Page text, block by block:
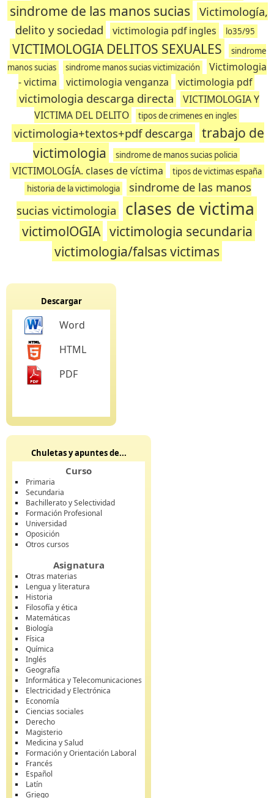
sindrome de las manos sucias Victimología,
delito y sociedad
victimologia pdf ingles lo35/95
VICTIMOLOGIA DELITOS SEXUALES
sindrome
manos sucias
sindrome manos sucias victimización
Victimologia
- victima
victimologia venganza victimologia pdf
victimologia descarga directa
VICTIMOLOGIA Y
VICTIMA DEL DELITO
tipos de crimenes en ingles
victimologia+textos+pdf descarga
trabajo de
victimologia
sindrome de manos sucias policia
VICTIMOLOGÍA. clases de víctima
tipos de victimas españa
historia de la victimologia
sindrome de las manos
sucias victimologia
clases de victima
victimolOGIA victimologia secundaria
victimologia/falsas victimas
Descargar
Word
HTML
PDF
Chuletas y apuntes de...
Curso
Primaria
Secundaria
Bachillerato y Selectividad
Formación Profesional
Universidad
Oposición
Otros cursos
Asignatura
Otras materias
Lengua y literatura
Historia
Filosofía y ética
Matemáticas
Biología
Física
Química
Inglés
Geografía
Informática y Telecomunicaciones
Electricidad y Electrónica
Economía
Ciencias sociales
Derecho
Magisterio
Medicina y Salud
Formación y Orientación Laboral
Francés
Español
Latín
Griego